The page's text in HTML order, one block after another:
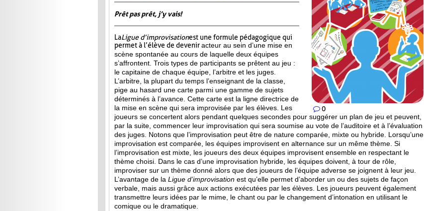
0
Prêt pas prêt, j’y vais!
LaLigue d’improvisationest une formule pédagogique qui
permet à l’élève de deveniracteur au sein d’une mise en
scène spontanée au cours de laquelle deux équipes
s’affrontent. Trois types de participants se prêtent au jeu :
le capitaine de chaque équipe, l’arbitre et les juges.
L’arbitre, la plupart du temps l’enseignant de la classe,
pige au hasard une carte parmi une gamme de sujets
déterminés à l’avance. Cette carte est la ligne directrice de
la mise en scène qui sera improvisée par les élèves. Les
joueurs se concertent alors pendant quelques secondes pour suggérer un plan de jeu et peuvent,
par la suite, commencer leur improvisation qui sera soumise au vote de l’auditoire et à l’évaluation
des juges. Notons que l’improvisation peut être de nature comparée, mixte ou hybride. Lorsqu’une
improvisation est comparée, les équipes improvisent en alternance sur un même thème. Si
l’improvisation est mixte, les joueurs des deux équipes improvisent ensemble en respectant le
thème choisi. Dans le cas d’une improvisation hybride, les équipes doivent, à tour de rôle,
improviser sur un thème donné alors que des joueurs de l’équipe adverse se joignent à leur jeu.
L’avantage de la Ligue d’improvisation est qu’elle permet d’aborder un ou des sujets de façon
verbale, mais aussi grâce aux actions exécutées par les élèves. Les joueurs peuvent également
transmettre leurs idées par le mime, le chant ou par le changement d’intonation en utilisant le
comique ou le dramatique.